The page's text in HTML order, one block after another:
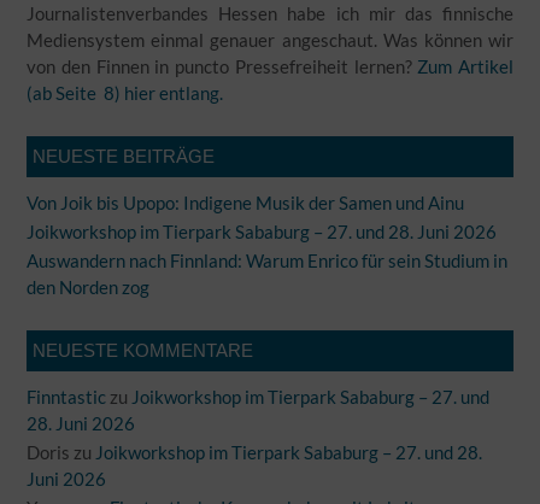
Journalistenverbandes Hessen habe ich mir das finnische
Mediensystem einmal genauer angeschaut. Was können wir
von den Finnen in puncto Pressefreiheit lernen? Zum Artikel
(ab Seite 8) hier entlang.
NEUESTE BEITRÄGE
Von Joik bis Upopo: Indigene Musik der Samen und Ainu
Joikworkshop im Tierpark Sababurg – 27. und 28. Juni 2026
Auswandern nach Finnland: Warum Enrico für sein Studium in
den Norden zog
NEUESTE KOMMENTARE
Finntastic zu Joikworkshop im Tierpark Sababurg – 27. und
28. Juni 2026
Doris zu Joikworkshop im Tierpark Sababurg – 27. und 28.
Juni 2026